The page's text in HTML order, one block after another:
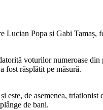
Popa și Gabi Tamaș,
voturilor numeroase
fost răsplătit pe măsură.
de asemenea,
de bani.